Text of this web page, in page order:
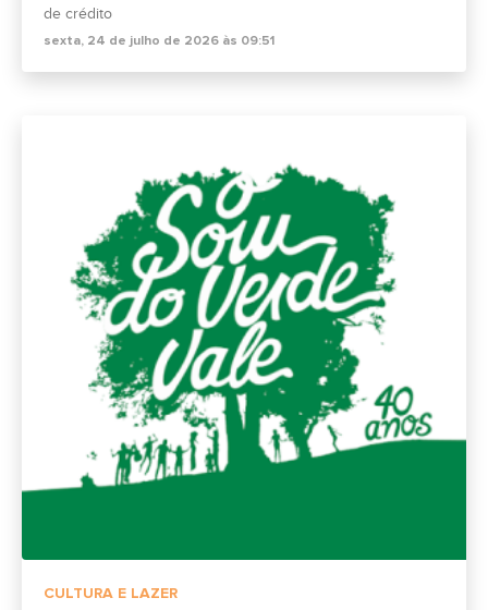
de crédito
sexta, 24 de julho de 2026 às 09:51
CULTURA E LAZER